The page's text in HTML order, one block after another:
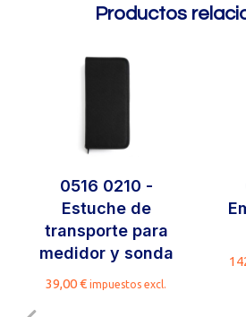
Productos
0516 0210 -
Estuche de
transporte para
medidor y sonda
39,00€ impuestos excl.